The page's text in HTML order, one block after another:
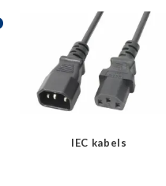
IEC kabels